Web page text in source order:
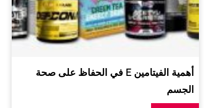
أهمية الفيتامين E في الحفاظ على صحة
الجسم